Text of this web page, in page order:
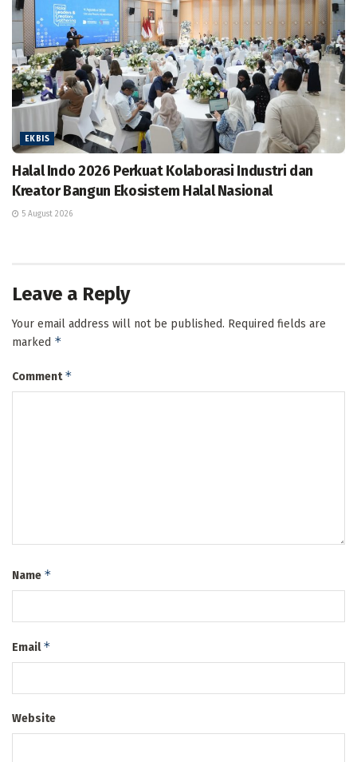
EKBIS
Halal Indo 2026 Perkuat Kolaborasi Industri dan
Kreator Bangun Ekosistem Halal Nasional
5 August 2026
Leave a Reply
Your email address will not be published. Required fields are
marked *
Comment*
Name *
Email*
Website